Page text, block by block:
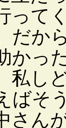
って
だか
かっ
私し
ばそ
さん